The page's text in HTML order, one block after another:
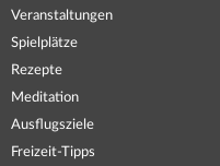
Veranstaltungen
Spielplätze
Rezepte
Meditation
Ausflugsziele
Freizeit-Tipps